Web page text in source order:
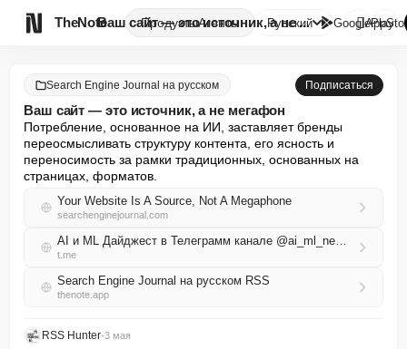
TheNote ПродуктыАгенты
Ваш сайт — это источник, а не ...
Русский GooglePlay

Search Engine Journal на русском Подписаться
Ваш сайт — это источник, а не мегафон
Потребление, основанное на ИИ, заставляет бренды
переосмысливать структуру контента, его ясность и
переносимость за рамки традиционных, основанных на
страницах, форматов.
Your Website Is A Source, Not A Megaphone
searchenginejournal.com
AI и ML Дайджест в Телеграмм канале @ai_ml_news_ru
t.me
Search Engine Journal на русском RSS
thenote.app
RSS Hunter•3 мая